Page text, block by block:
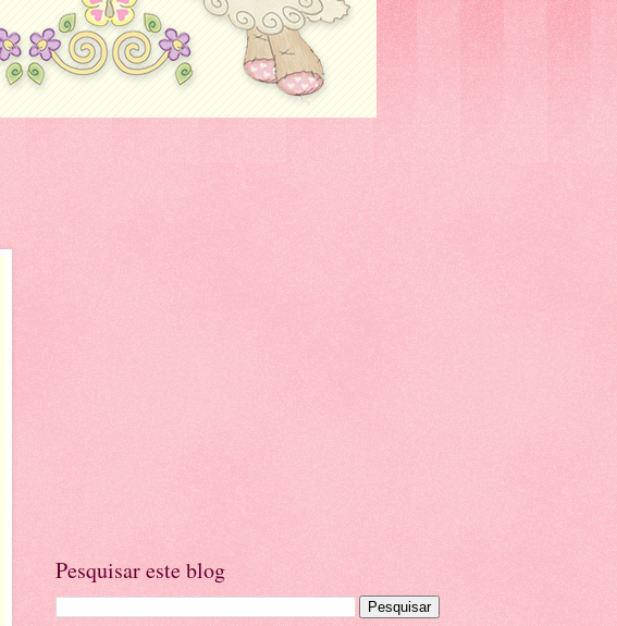
Pesquisar este blog